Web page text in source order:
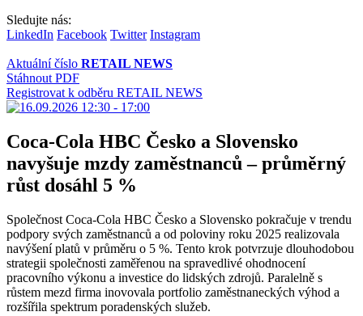
Sledujte nás:
LinkedIn Facebook Twitter Instagram
Aktuální číslo RETAIL NEWS
Stáhnout PDF
Registrovat k odběru RETAIL NEWS
Coca-Cola HBC Česko a Slovensko
navyšuje mzdy zaměstnanců – průměrný
růst dosáhl 5 %
Společnost Coca-Cola HBC Česko a Slovensko pokračuje v trendu
podpory svých zaměstnanců a od poloviny roku 2025 realizovala
navýšení platů v průměru o 5 %. Tento krok potvrzuje dlouhodobou
strategii společnosti zaměřenou na spravedlivé ohodnocení
pracovního výkonu a investice do lidských zdrojů. Paralelně s
růstem mezd firma inovovala portfolio zaměstnaneckých výhod a
rozšířila spektrum poradenských služeb.